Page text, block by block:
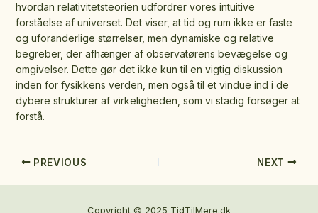
hvordan relativitetsteorien udfordrer vores intuitive
forståelse af universet. Det viser, at tid og rum ikke er faste
og uforanderlige størrelser, men dynamiske og relative
begreber, der afhænger af observatørens bevægelse og
omgivelser. Dette gør det ikke kun til en vigtig diskussion
inden for fysikkens verden, men også til et vindue ind i de
dybere strukturer af virkeligheden, som vi stadig forsøger at
forstå.
PREVIOUS NEXT
Copyright © 2025 TidTilMere.dk